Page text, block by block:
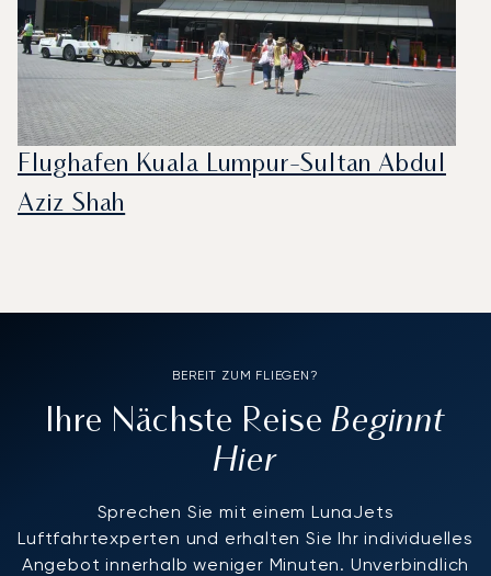
Flughafen Kuala Lumpur-Sultan Abdul
Aziz Shah
BEREIT ZUM FLIEGEN?
Ihre Nächste ReiseBeginnt
Hier
Sprechen Sie mit einem LunaJets
Luftfahrtexperten und erhalten Sie Ihr individuelles
Angebot innerhalb weniger Minuten. Unverbindlich